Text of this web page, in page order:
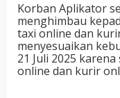
Korban Aplikator
menghimbau
taxi online dan
menyesuaikan
21 Juli 2025
online dan kurir